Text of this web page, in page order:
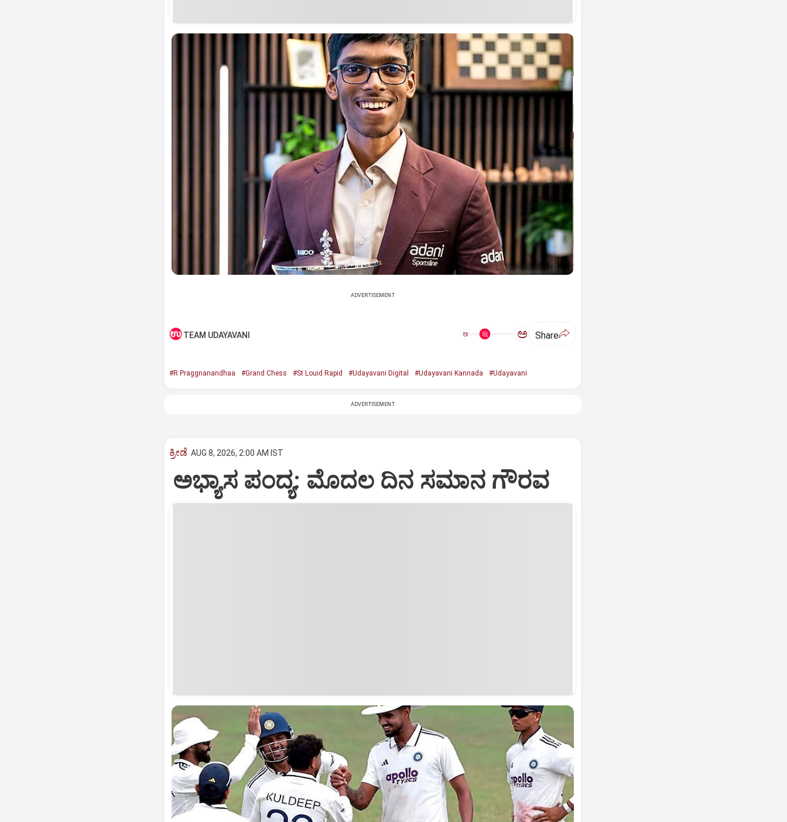
ADVERTISEMENT
TEAM UDAYAVANI ಅ ಅ Share
#R Praggnanandhaa #Grand Chess #St Louid Rapid #Udayavani Digital #Udayavani Kannada #Udayavani
ADVERTISEMENT
ಕ್ರೀಡೆ AUG 8, 2026, 2:00 AM IST
ಅಭ್ಯಾಸ ಪಂದ್ಯ: ಮೊದಲ ದಿನ ಸಮಾನ ಗೌರವ